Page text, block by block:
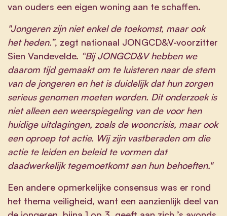
van ouders een eigen woning aan te schaffen.
"Jongeren zijn niet enkel de toekomst, maar ook
het heden.”, zegt nationaal JONGCD&V-voorzitter
Sien Vandevelde. “Bij JONGCD&V hebben we
daarom tijd gemaakt om te luisteren naar de stem
van de jongeren en het is duidelijk dat hun zorgen
serieus genomen moeten worden. Dit onderzoek is
niet alleen een weerspiegeling van de voor hen
huidige uitdagingen, zoals de wooncrisis, maar ook
een oproep tot actie. Wij zijn vastberaden om die
actie te leiden en beleid te vormen dat
daadwerkelijk tegemoetkomt aan hun behoeften."
Een andere opmerkelijke consensus was er rond
het thema veiligheid, want een aanzienlijk deel van